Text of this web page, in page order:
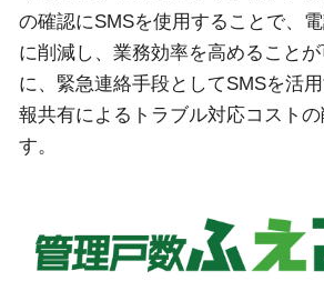
の確認にSMSを使用することで、
に削減し、業務効率を高めること
に、緊急連絡手段としてSMSを活
報共有によるトラブル対応コスト
す。